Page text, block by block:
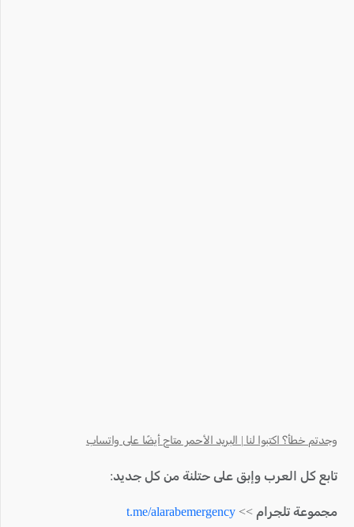
وجدتم خطأ؟ اكتبوا لنا | البريد الأحمر متاح أيضًا على واتساب
تابع كل العرب وإبق على حتلنة من كل جديد:
مجموعة تلجرام >> t.me/alarabemergency